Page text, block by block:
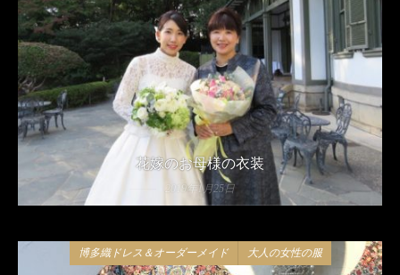
花嫁のお母様の衣装
2019年1月25日
博多織ドレス＆オーダーメイド 大人の女性の服